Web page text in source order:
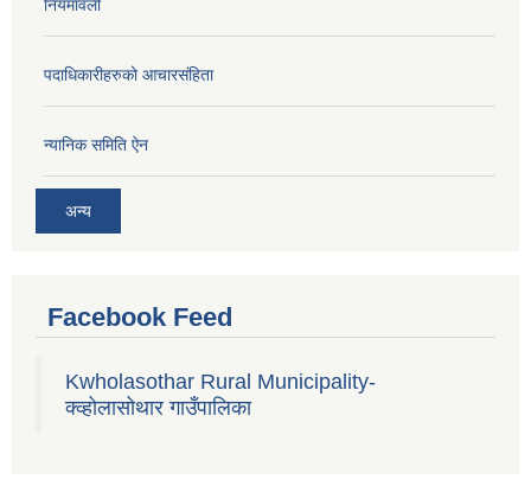
नियमावली
पदाधिकारीहरुको आचारसंहिता
न्यानिक समिति ऐन
अन्य
Facebook Feed
Kwholasothar Rural Municipality-
क्व्होलासोथार गाउँपालिका